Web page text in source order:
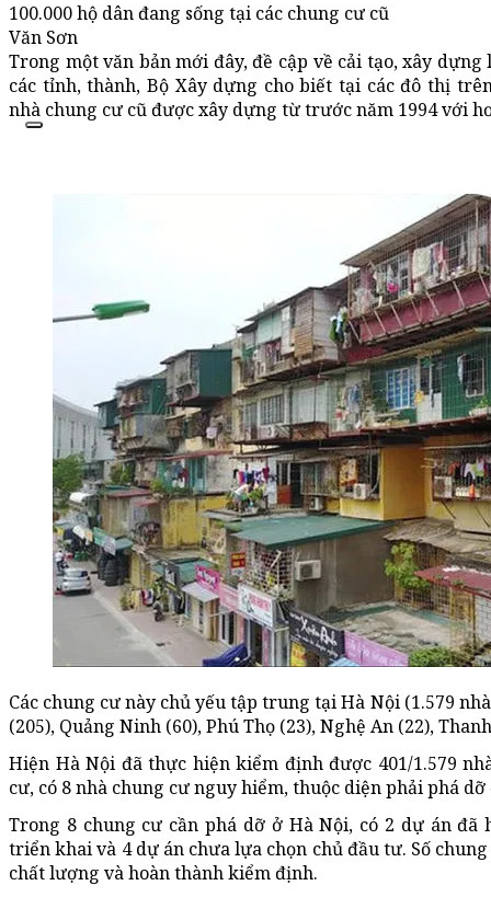
100.000 hộ dân đang sống tại các chung cư cũ
Văn Sơn
Trong một văn bản mới đây, đề cập về cải tạo, xây
các tỉnh, thành, Bộ Xây dựng cho biết tại các đô thị
nhà chung cư cũ được xây dựng từ trước năm 1994 với
Các chung cư này chủ yếu tập trung tại Hà Nội (1.579
(205), Quảng Ninh (60), Phú Thọ (23), Nghệ An (22),
Hiện Hà Nội đã thực hiện kiểm định được 401/1.579
cư, có 8 nhà chung cư nguy hiểm, thuộc diện phải phá
Trong 8 chung cư cần phá dỡ ở Hà Nội, có 2 dự án đã
triển khai và 4 dự án chưa lựa chọn chủ đầu tư. Số
chất lượng và hoàn thành kiểm định.